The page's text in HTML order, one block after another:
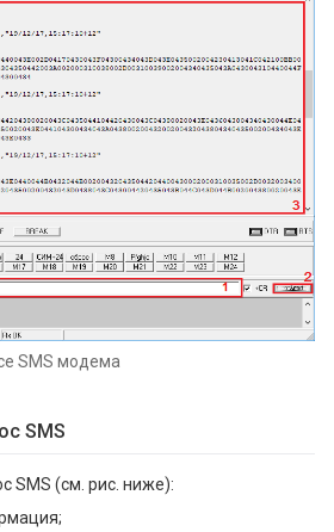
SMS модема
SMS
SMS (см. рис. ниже):